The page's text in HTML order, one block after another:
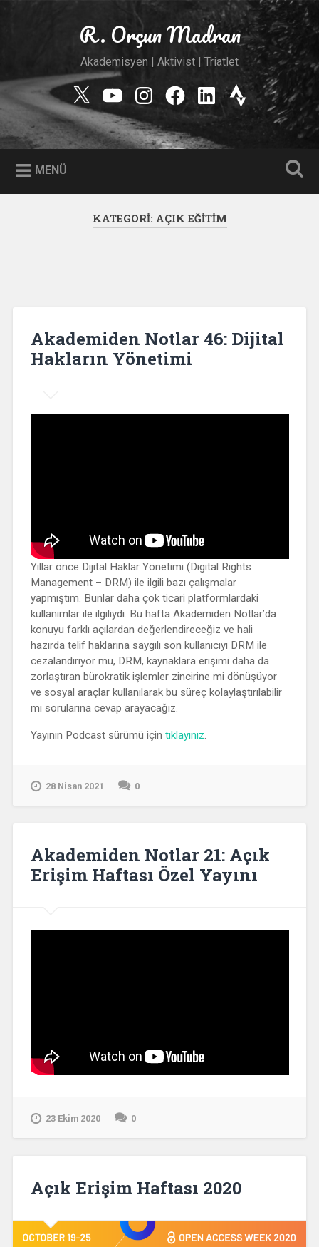
R. Orçun Madran
Akademisyen | Aktivist | Triatlet
TwitterYouTube
Instagram
Facebook
Linkedin
Strava
MENÜ
KATEGORI: AÇIK EĞITIM
Akademiden Notlar 46: Dijital
Hakların Yönetimi
Yıllar önce Dijital Haklar Yönetimi (Digital Rights
Management – DRM) ile ilgili bazı çalışmalar
yapmıştım. Bunlar daha çok ticari platformlardaki
kullanımlar ile ilgiliydi. Bu hafta Akademiden Notlar’da
konuyu farklı açılardan değerlendireceğiz ve hali
hazırda telif haklarına saygılı son kullanıcıyı DRM ile
cezalandırıyor mu, DRM, kaynaklara erişimi daha da
zorlaştıran bürokratik işlemler zincirine mi dönüşüyor
ve sosyal araçlar kullanılarak bu süreç kolaylaştırılabilir
mi sorularına cevap arayacağız.
Yayının Podcast sürümü için tıklayınız.
28 Nisan 2021 0
Akademiden Notlar 21: Açık
Erişim Haftası Özel Yayını
23 Ekim 2020 0
Açık Erişim Haftası 2020